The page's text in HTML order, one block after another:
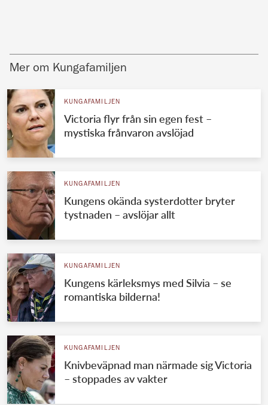
Mer om Kungafamiljen
KUNGAFAMILJEN
Victoria flyr från sin egen fest –
mystiska frånvaron avslöjad
KUNGAFAMILJEN
Kungens okända systerdotter bryter
tystnaden – avslöjar allt
KUNGAFAMILJEN
Kungens kärleksmys med Silvia – se
romantiska bilderna!
KUNGAFAMILJEN
Knivbeväpnad man närmade sig Victoria
– stoppades av vakter